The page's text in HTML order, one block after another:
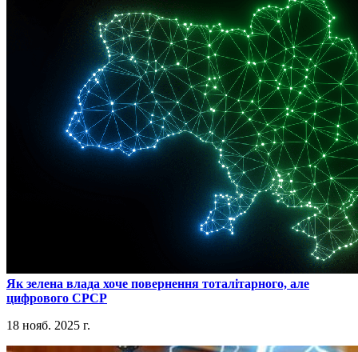
​Як зелена влада хоче повернення тоталітарного, але
цифрового СРСР
18 нояб. 2025 г.